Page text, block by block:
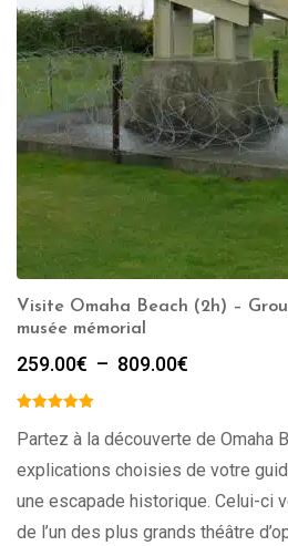
Visite Omaha Beach (2h) –
musée mémorial
259.00€ – 809.00€
259.00€
à
809.00€
Partez à la découverte de Omaha
explications choisies de votre
une escapade historique. Celui-ci
de l’un des plus grands théâtre